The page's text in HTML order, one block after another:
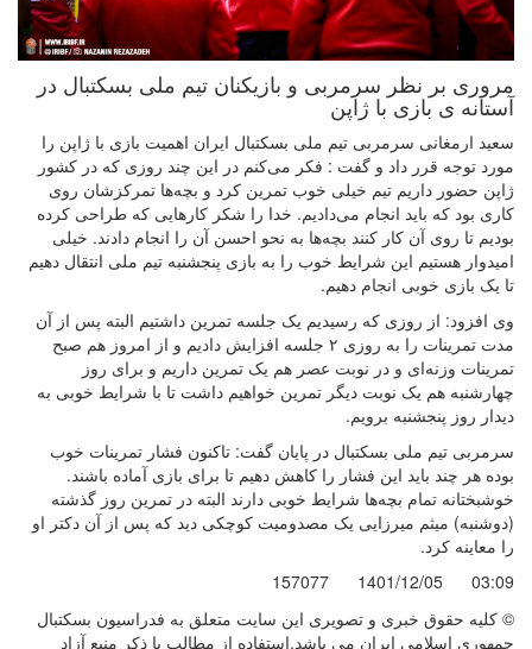
مروری بر نظر سرمربی و بازیکنان تیم ملی بسکتبال در
آستانه ی بازی با ژاپن
سعید ارمغانی سرمربی تیم ملی بسکتبال ایران اهمیت بازی با ژاپن را
مورد توجه قرر داد و گفت : فکر می‌کنم در این چند روزی که در کشور
ژاپن حضور داریم تیم خیلی خوب تمرین کرد و بچه‌ها تمرکزشان روی
کاری بود که باید انجام می‌دادیم. خدا را شکر کارهایی که طراحی کرده
بودیم تا روی آن کار کنند بچه‌ها به نحو احسن آن را انجام دادند. خیلی
امیدوار هستیم این شرایط خوب را به بازی پنجشنبه تیم ملی انتقال دهیم
تا یک بازی خوبی انجام دهیم.
وی افزود: از روزی که رسیدیم یک جلسه تمرین داشتیم البته پس از آن
مدت تمرینات را به روزی ۲ جلسه افزایش دادیم و از امروز هم صبح
تمرینات وزنه‌ای و در نوبت عصر هم یک تمرین داریم و برای روز
چهارشنبه هم یک نوبت دیگر تمرین خواهیم داشت تا با شرایط خوبی به
دیدار روز پنجشنبه برویم.
سرمربی تیم ملی بسکتبال در پایان گفت: تاکنون فشار تمرینات خوب
بوده هر چند باید این فشار را کاهش دهیم تا برای بازی آماده باشند.
خوشبختانه تمام بچه‌ها شرایط خوبی دارند البته در تمرین روز گذشته
(دوشنبه) میثم میرزایی یک مصدومیت کوچکی دید که پس از آن دکتر او
را معاینه کرد.
03:09
1401/12/05
157077
© کليه حقوق خبری و تصويری اين سايت متعلق به فدراسیون بسکتبال
جمهوری اسلامی ایران می باشد.استفاده از مطالب با ذكر منبع آزاد